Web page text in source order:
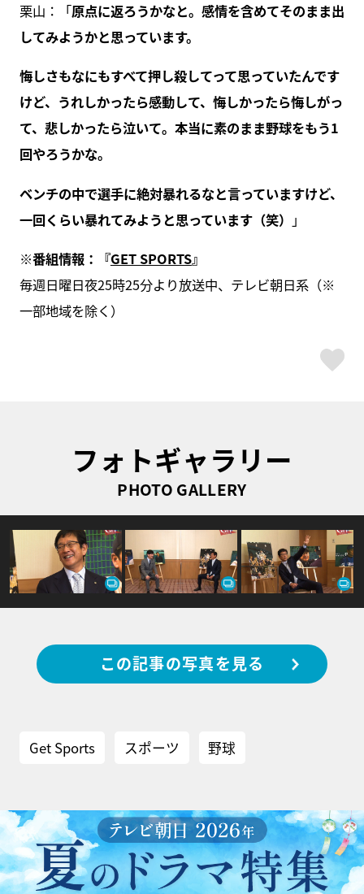
栗山：「原点に返ろうかなと。感情を含めてそのまま出
してみようかと思っています。
悔しさもなにもすべて押し殺してって思っていたんです
けど、うれしかったら感動して、悔しかったら悔しがっ
て、悲しかったら泣いて。本当に素のまま野球をもう1
回やろうかな。
ベンチの中で選手に絶対暴れるなと言っていますけど、
一回くらい暴れてみようと思っています（笑） 」
※番組情報：『GET SPORTS』
毎週日曜日夜25時25分より放送中、テレビ朝日系（※
一部地域を除く）
フォトギャラリー
PHOTO GALLERY
この記事の写真を見る
Get Sports スポーツ 野球